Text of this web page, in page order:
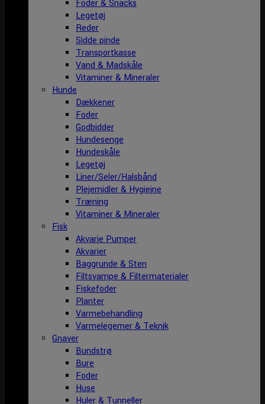
Foder & Snacks
Legetøj
Reder
Sidde pinde
Transportkasse
Vand & Madskåle
Vitaminer & Mineraler
Hunde
Dækkener
Foder
Godbidder
Hundesenge
Hundeskåle
Legetøj
Liner/Seler/Halsbånd
Plejemidler & Hygiejne
Træning
Vitaminer & Mineraler
Fisk
Akvarie Pumper
Akvarier
Baggrunde & Sten
Filtsvampe & Filtermaterialer
Fiskefoder
Planter
Varmebehandling
Varmelegemer & Teknik
Gnaver
Bundstrø
Bure
Foder
Huse
Huler & Tunneller